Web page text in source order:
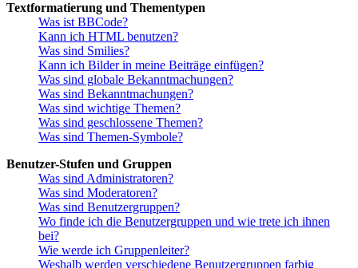
Textformatierung und Thementypen
Was ist BBCode?
Kann ich HTML benutzen?
Was sind Smilies?
Kann ich Bilder in meine Beiträge einfügen?
Was sind globale Bekanntmachungen?
Was sind Bekanntmachungen?
Was sind wichtige Themen?
Was sind geschlossene Themen?
Was sind Themen-Symbole?
Benutzer-Stufen und Gruppen
Was sind Administratoren?
Was sind Moderatoren?
Was sind Benutzergruppen?
Wo finde ich die Benutzergruppen und wie trete ich ihnen
bei?
Wie werde ich Gruppenleiter?
Weshalb werden verschiedene Benutzergruppen farbig